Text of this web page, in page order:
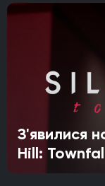
З'явилися
Hill: